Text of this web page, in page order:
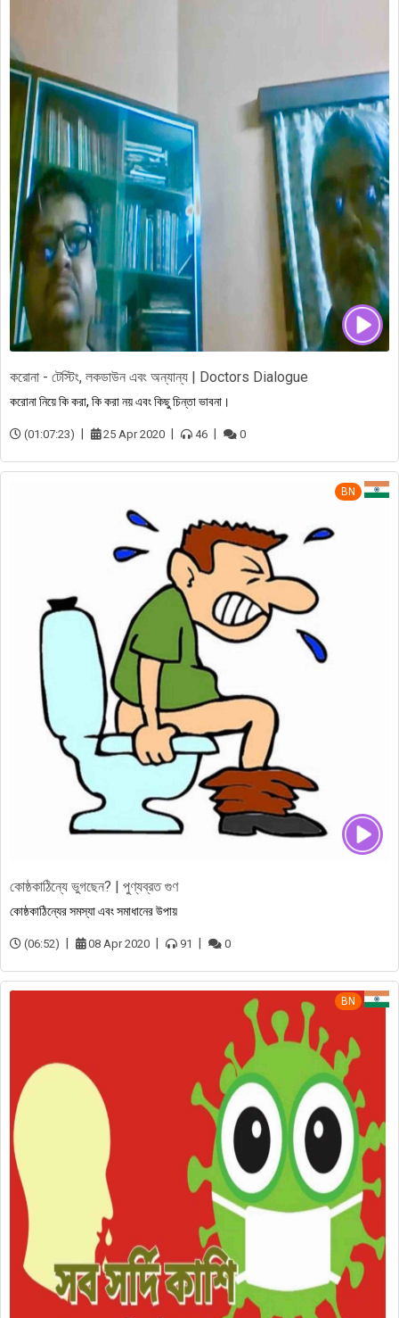
করোনা - টেস্টিং, লকডাউন এবং অন্যান্য | Doctors Dialogue
করোনা নিয়ে কি করা, কি করা নয় এবং কিছু চিন্তা ভাবনা।
(01:07:23) 25 Apr 2020 46 0
কোষ্ঠকাঠিন্যে ভুগছেন? | পুণ্যব্রত গুণ
BN
কোষ্ঠকাঠিন্যের সমস্যা এবং সমাধানের উপায়
(06:52) 08 Apr 2020 91 0
BN